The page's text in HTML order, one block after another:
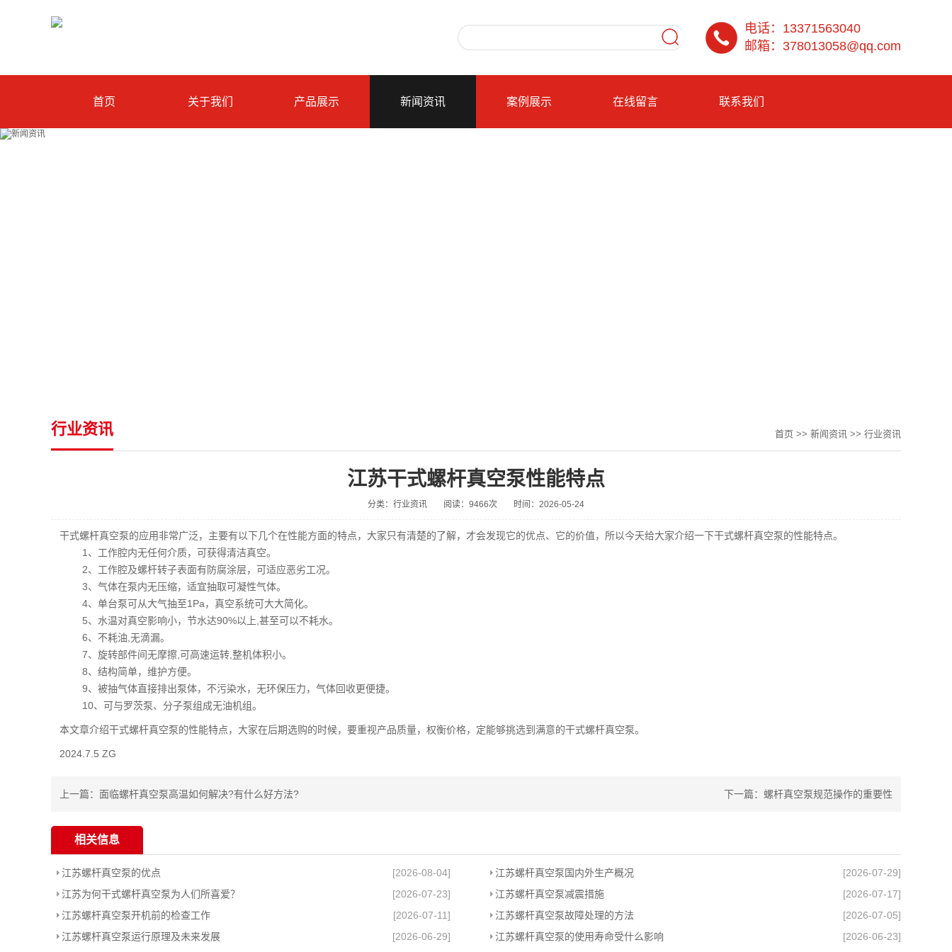
电话：13371563040
邮箱：378013058@qq.com
首页 关于我们 产品展示 新闻资讯 案例展示 在线留言 联系我们
行业资讯 首页 >> 新闻资讯 >> 行业资讯
江苏干式螺杆真空泵性能特点
分类：行业资讯 阅读：9466次 时间：2026-05-24
干式螺杆真空泵的应用非常广泛，主要有以下几个在性能方面的特点，大家只有清楚的了解，才会发现它的优点、它的价值，所以今天给大家介绍一下干式螺杆真空泵的性能特点。
1、工作腔内无任何介质，可获得清洁真空。
2、工作腔及螺杆转子表面有防腐涂层，可适应恶劣工况。
3、气体在泵内无压缩，适宜抽取可凝性气体。
4、单台泵可从大气抽至1Pa，真空系统可大大简化。
5、水温对真空影响小，节水达90%以上,甚至可以不耗水。
6、不耗油,无滴漏。
7、旋转部件间无摩擦,可高速运转,整机体积小。
8、结构简单，维护方便。
9、被抽气体直接排出泵体，不污染水，无环保压力，气体回收更便捷。
10、可与罗茨泵、分子泵组成无油机组。
本文章介绍干式螺杆真空泵的性能特点，大家在后期选购的时候，要重视产品质量，权衡价格，定能够挑选到满意的干式螺杆真空泵。
2024.7.5 ZG
上一篇： 面临螺杆真空泵高温如何解决?有什么好方法? 下一篇： 螺杆真空泵规范操作的重要性
相关信息
江苏螺杆真空泵的优点 [2026-08-04] 江苏螺杆真空泵国内外生产概况
[2026-07-29]
江苏为何干式螺杆真空泵为人们所喜爱？
[2026-07-23] 江苏螺杆真空泵减震措施
[2026-07-17]
江苏螺杆真空泵开机前的检查工作
[2026-07-11] 江苏螺杆真空泵故障处理的方法
[2026-07-05]
江苏螺杆真空泵运行原理及未来发展
[2026-06-29] 江苏螺杆真空泵的使用寿命受什么影响 [2026-06-23]